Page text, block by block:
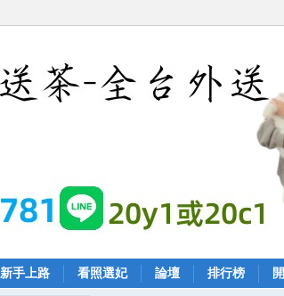
新手上路 看照選妃 論壇 排行榜